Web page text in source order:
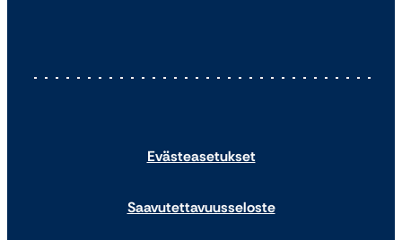
Evästeasetukset
Saavutettavuusseloste